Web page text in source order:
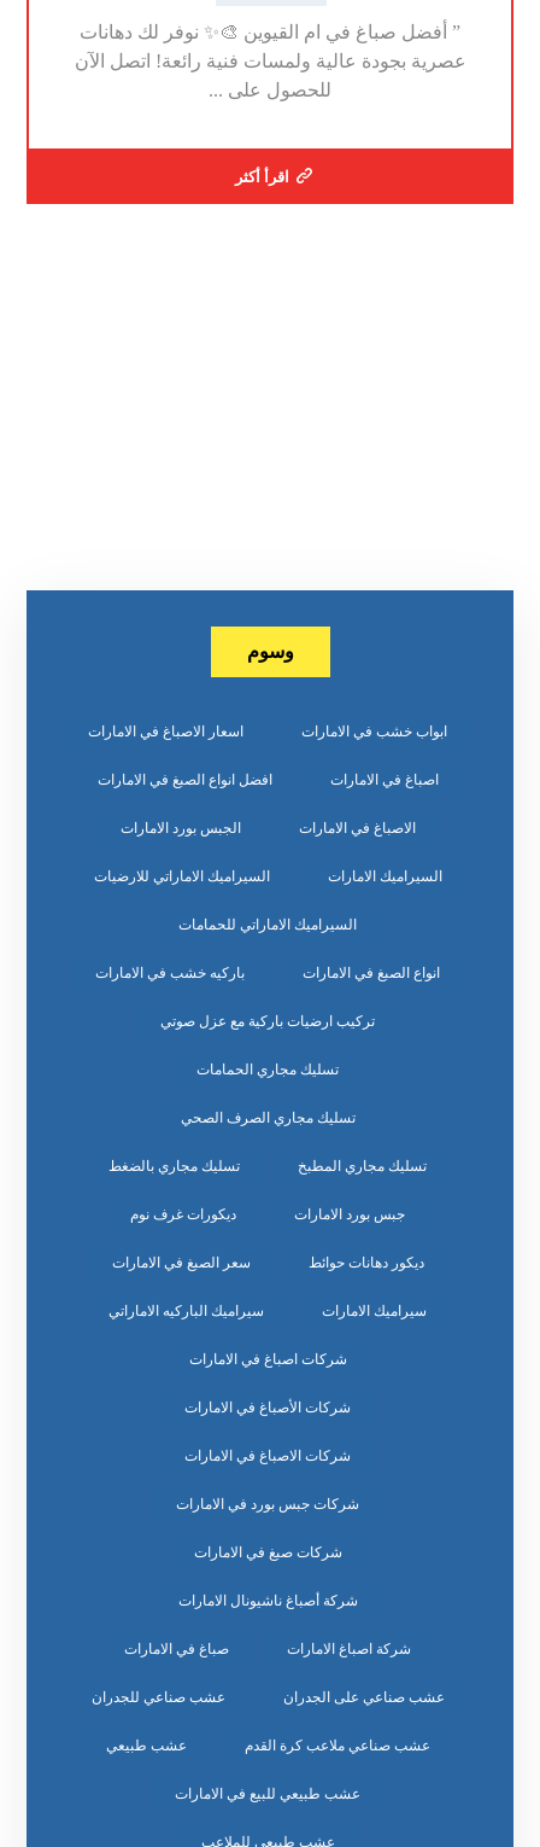
” أفضل صباغ في ام القيوين 🎨✨ نوفر لك دهانات
عصرية بجودة عالية ولمسات فنية رائعة! اتصل الآن
للحصول على ...
اقرأ أكثر
وسوم
ابواب خشب في الامارات اسعار الاصباغ في الامارات
اصباغ في الامارات افضل انواع الصبغ في الامارات
الاصباغ في الامارات الجبس بورد الامارات
السيراميك الامارات السيراميك الاماراتي للارضيات
السيراميك الاماراتي للحمامات
انواع الصبغ في الامارات باركيه خشب في الامارات
تركيب ارضيات باركية مع عزل صوتي
تسليك مجاري الحمامات
تسليك مجاري الصرف الصحي
تسليك مجاري المطبخ تسليك مجاري بالضغط
جبس بورد الامارات ديكورات غرف نوم
ديكور دهانات حوائط سعر الصبغ في الامارات
سيراميك الامارات سيراميك الباركيه الاماراتي
شركات اصباغ في الامارات
شركات الأصباغ في الامارات
شركات الاصباغ في الامارات
شركات جبس بورد في الامارات
شركات صبغ في الامارات
شركة أصباغ ناشيونال الامارات
شركة اصباغ الامارات صباغ في الامارات
عشب صناعي على الجدران عشب صناعي للجدران
عشب صناعي ملاعب كرة القدم عشب طبيعي
عشب طبيعي للبيع في الامارات
عشب طبيعي للملاعب